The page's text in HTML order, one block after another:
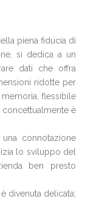
piena fiducia di
si dedica a un
dati che offra
ridotte per
flessibile
concettualmente è
connotazione
lo sviluppo del
ben presto
divenuta delicata;